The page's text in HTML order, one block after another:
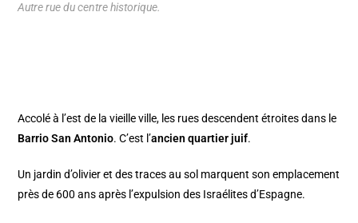
Autre rue du centre historique.
Accolé à l’est de la vieille ville, les rues descendent étroites dans le
Barrio San Antonio. C’est l’ancien quartier juif.
Un jardin d’olivier et des traces au sol marquent son emplacement
près de 600 ans après l’expulsion des Israélites d’Espagne.